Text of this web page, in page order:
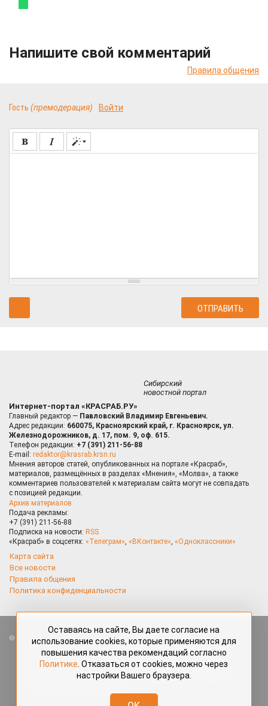
Напишите свой комментарий
Правила общения
Гость (премодерация) Войти
Сибирский
новостной портал
Интернет-портал «КРАСРАБ.РУ»
Главный редактор — Павловский Владимир Евгеньевич.
Адрес редакции: 660075, Красноярский край, г. Красноярск, ул.
Железнодорожников, д. 17, пом. 9, оф. 615.
Телефон редакции: +7 (391) 211-56-88
E-mail: redaktor@krasrab.krsn.ru
Мнения авторов статей, опубликованных на портале «Красраб»,
материалов, размещённых в разделах «Мнения», «Молва», а также
комментариев пользователей к материалам сайта могут не совпадать
с позицией редакции.
Архив материалов
Подача рекламы:
+7 (391) 211-56-88
Подписка на новости: RSS
«Красраб» в соцсетях: «Телеграм», «ВКонтакте», «Одноклассники»
Карта сайта
Все новости
Правила общения
Политика конфиденциальности
Все права защищены. Любые материалы, размещённые на портале
«Красраб.ру» сотрудниками редакции, нештатными авторами
и читателями, являются объектами авторского права. Полное или
частичное использование материалов, размещённых на портале
«Красраб.ру», допускается только с письменного согласия редакции
redaktor@krasrab.krsn.ru.
Оставаясь на сайте, Вы даете согласие на
использование cookies, которые применяются для
повышения качества рекомендаций согласно
Политике . Отказаться от cookies, можно через
настройки Вашего браузера.